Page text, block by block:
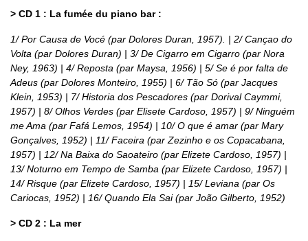
> CD 1 : La fumée du piano bar :
1/ Por Causa de Vocé (par Dolores Duran, 1957). | 2/ Cançao do
Volta (par Dolores Duran) | 3/ De Cigarro em Cigarro (par Nora
Ney, 1963) | 4/ Reposta (par Maysa, 1956) | 5/ Se é por falta de
Adeus (par Dolores Monteiro, 1955) | 6/ Tão Só (par Jacques
Klein, 1953) | 7/ Historia dos Pescadores (par Dorival Caymmi,
1957) | 8/ Olhos Verdes (par Elisete Cardoso, 1957) | 9/ Ninguém
me Ama (par Fafá Lemos, 1954) | 10/ O que é amar (par Mary
Gonçalves, 1952) | 11/ Faceira (par Zezinho e os Copacabana,
1957) | 12/ Na Baixa do Saoateiro (par Elizete Cardoso, 1957) |
13/ Noturno em Tempo de Samba (par Elizete Cardoso, 1957) |
14/ Risque (par Elizete Cardoso, 1957) | 15/ Leviana (par Os
Cariocas, 1952) | 16/ Quando Ela Sai (par João Gilberto, 1952)
> CD 2 : La mer